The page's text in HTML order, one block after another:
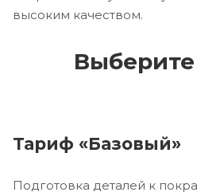
высоким качеством.
Тариф «Базовый»
Подготовка деталей к